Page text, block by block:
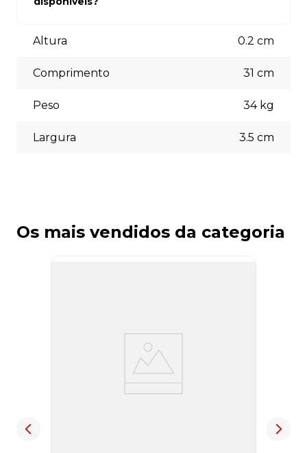
está à disposição para auxiliá-lo.
(5% off) cartões de crédito, boleto bancário. Você pode
escolher a opção que melhor se adapte às suas
Altura 0.2 cm
Comprimento 31 cm
Peso 34kg
Largura 3.5 cm
Os mais vendidos da categoria